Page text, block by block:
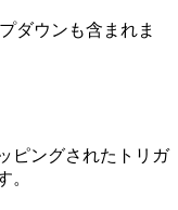
ダウンも含まれま
ピングされたトリガ
。